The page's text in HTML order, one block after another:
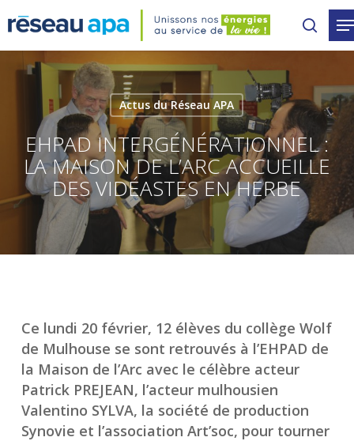
to
main
content
Actus du Réseau APA
EHPAD INTERGÉNÉRATIONNEL :
LA MAISON DE L’ARC ACCUEILLE
DES VIDÉASTES EN HERBE
Ce lundi 20 février, 12 élèves du collège Wolf
de Mulhouse se sont retrouvés à l’EHPAD de
la Maison de l’Arc avec le célèbre acteur
Patrick PREJEAN, l’acteur mulhousien
Valentino SYLVA, la société de production
Synovie et l’association Art’soc, pour tourner